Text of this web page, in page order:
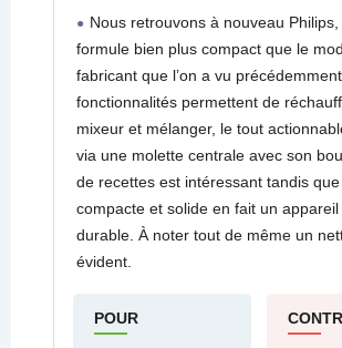
Nous retrouvons à nouveau
formule bien plus compact que le
fabricant que l’on a vu
fonctionnalités permettent de
mixeur et mélanger, le tout
via une molette centrale avec son
de recettes est intéressant tandis
compacte et solide en fait un
durable. À noter tout de même un
évident.
POUR